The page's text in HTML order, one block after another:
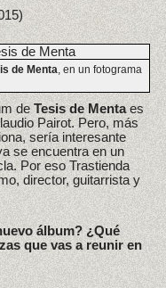
de Menta, en un fotograma
de Tesis de Mentaes
Pairot. Pero, más
sería interesante
se encuentra en un
Por eso Trastienda
director, guitarrista y
álbum? ¿Qué
que vas a reunir en